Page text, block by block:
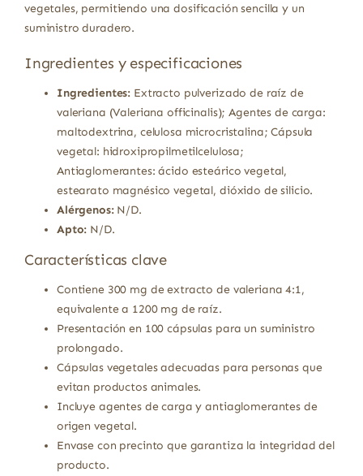
vegetales, permitiendo una dosificación sencilla y un
suministro duradero.
Ingredientes y especificaciones
Ingredientes: Extracto pulverizado de raíz de
valeriana (Valeriana officinalis); Agentes de carga:
maltodextrina, celulosa microcristalina; Cápsula
vegetal: hidroxipropilmetilcelulosa;
Antiaglomerantes: ácido esteárico vegetal,
estearato magnésico vegetal, dióxido de silicio.
Alérgenos:N/D.
Apto: N/D.
Características clave
Contiene 300 mg de extracto de valeriana 4:1,
equivalente a 1200 mg de raíz.
Presentación en 100 cápsulas para un suministro
prolongado.
Cápsulas vegetales adecuadas para personas que
evitan productos animales.
Incluye agentes de carga y antiaglomerantes de
origen vegetal.
Envase con precinto que garantiza la integridad del
producto.